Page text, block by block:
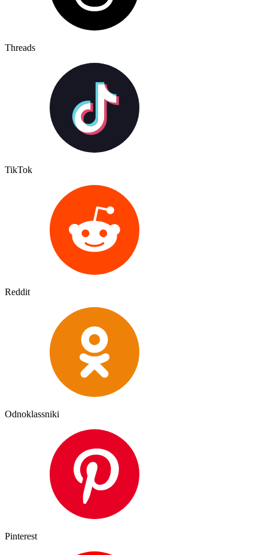
Threads
TikTok
Reddit
Odnoklassniki
Pinterest